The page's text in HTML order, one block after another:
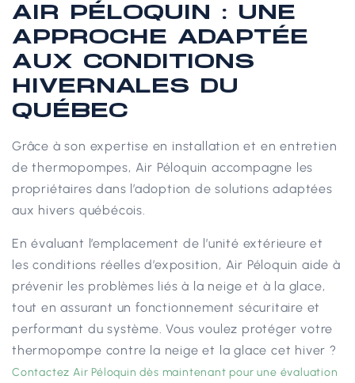
AIR PÉLOQUIN : UNE
APPROCHE ADAPTÉE
AUX CONDITIONS
HIVERNALES DU
QUÉBEC
Grâce à son expertise en installation et en entretien
de thermopompes, Air Péloquin accompagne les
propriétaires dans l’adoption de solutions adaptées
aux hivers québécois.
En évaluant l’emplacement de l’unité extérieure et
les conditions réelles d’exposition, Air Péloquin aide à
prévenir les problèmes liés à la neige et à la glace,
tout en assurant un fonctionnement sécuritaire et
performant du système.Vous voulez protéger votre
thermopompe contre la neige et la glace cet hiver ?
Contactez Air Péloquin dès maintenant pour une évaluation